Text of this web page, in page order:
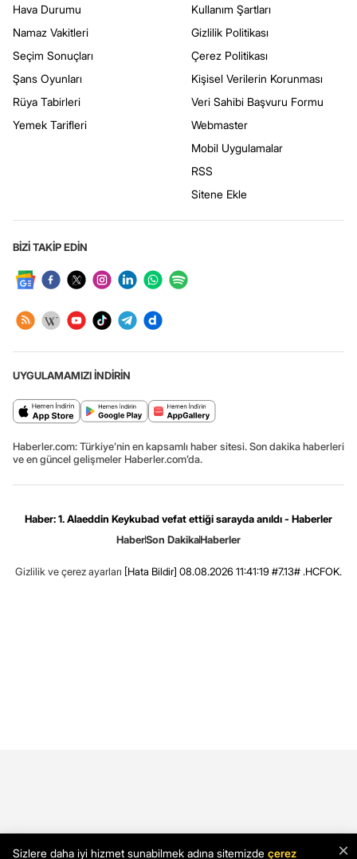
Hava Durumu
Namaz Vakitleri
Seçim Sonuçları
Şans Oyunları
Rüya Tabirleri
Yemek Tarifleri
Kullanım Şartları
Gizlilik Politikası
Çerez Politikası
Kişisel Verilerin Korunması
Veri Sahibi Başvuru Formu
Webmaster
Mobil Uygulamalar
RSS
Sitene Ekle
BİZİ TAKİP EDİN
UYGULAMAMIZI İNDİRİN
Haberler.com: Türkiye’nin en kapsamlı haber sitesi. Son dakika haberleri
ve en güncel gelişmeler Haberler.com’da.
Haber: 1. Alaeddin Keykubad vefat ettiği sarayda anıldı - Haberler
HaberSon DakikaHaberler
Gizlilik ve çerez ayarları [Hata Bildir] 08.08.2026 11:41:19 #7.13# .HCFOK.
×
Sizlere daha iyi hizmet sunabilmek adına sitemizde çerez